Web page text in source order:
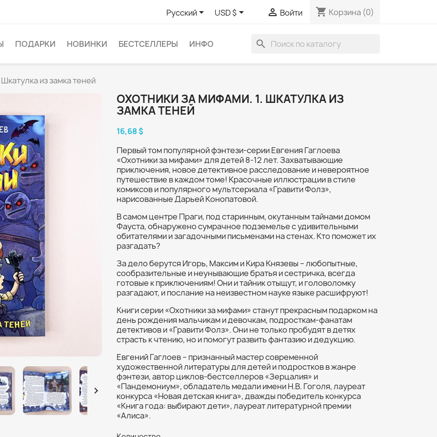
Русский USD $  Войти shopping_cart Корзина (0)
ПОДАРКИ НОВИНКИ БЕСТСЕЛЛЕРЫ ИНФО search
из замка теней

ОХОТНИКИ ЗА МИФАМИ. 1. ШКАТУЛКА ИЗ
ЗАМКА ТЕНЕЙ
16,68 $
Первый том популярной фэнтези-серии Евгения Гаглоева
«Охотники за мифами» для детей 8-12 лет. Захватывающие
приключения, новое детективное расследование и невероятное
путешествие в каждом томе! Красочные иллюстрации в стиле
комиксов и популярного мультсериала «Гравити Фолз»,
нарисованные Дарьей Конопатовой.
В самом центре Праги, под старинным, окутанным тайнами домом
Фауста, обнаружено сумрачное подземелье с удивительными
обитателями и загадочными письменами на стенах. Кто поможет их
разгадать?
За дело берутся Игорь, Максим и Кира Князевы – любопытные,
сообразительные и неунывающие братья и сестричка, всегда
готовые к приключениям! Они и тайник отыщут, и головоломку
разгадают, и послание на неизвестном науке языке расшифруют!
Книги серии «Охотники за мифами» станут прекрасным подарком на
день рождения мальчикам и девочкам, подросткам-фанатам
детективов и «Гравити Фолз». Они не только пробудят в детях
страсть к чтению, но и помогут развить фантазию и дедукцию.
Евгений Гаглоев – признанный мастер современной
художественной литературы для детей и подростков в жанре
фэнтези, автор циклов-бестселлеров «Зерцалия» и
«Пандемониум», обладатель медали имени Н.В. Гоголя, лауреат
конкурса «Новая детская книга», дважды победитель конкурса
«Книга года: выбирают дети», лауреат литературной премии
«Алиса».